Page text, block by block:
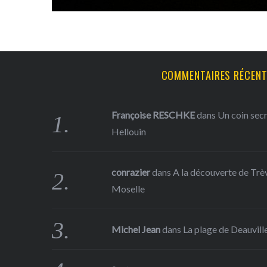
COMMENTAIRES
Françoise RESCHKEdans Un coin
Hellouin
conrazierdans A la découverte de
Moselle
Michel Jeandans La plage de